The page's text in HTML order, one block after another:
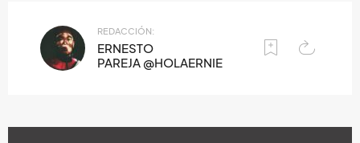
REDACCIÓN:
ERNESTO
PAREJA @HOLAERNIE